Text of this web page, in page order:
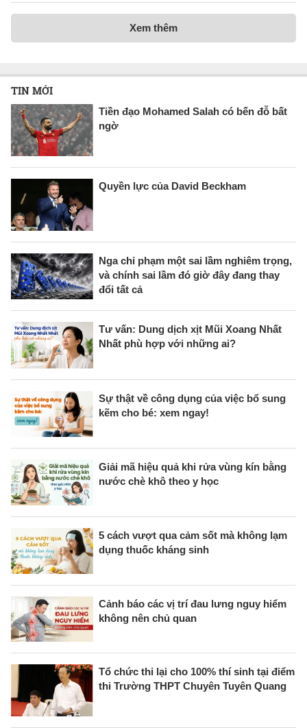
Xem thêm
TIN MỚI
Tiền đạo Mohamed Salah có bến đỗ bất
ngờ
Quyền lực của David Beckham
Nga chỉ phạm một sai lầm nghiêm trọng,
và chính sai lầm đó giờ đây đang thay
đổi tất cả
Tư vấn: Dung dịch xịt Mũi Xoang Nhất
Nhất phù hợp với những ai?
Sự thật về công dụng của việc bổ sung
kẽm cho bé: xem ngay!
Giải mã hiệu quả khi rửa vùng kín bằng
nước chè khô theo y học
5 cách vượt qua cảm sốt mà không lạm
dụng thuốc kháng sinh
Cảnh báo các vị trí đau lưng nguy hiểm
không nên chủ quan
Tổ chức thi lại cho 100% thí sinh tại điểm
thi Trường THPT Chuyên Tuyên Quang